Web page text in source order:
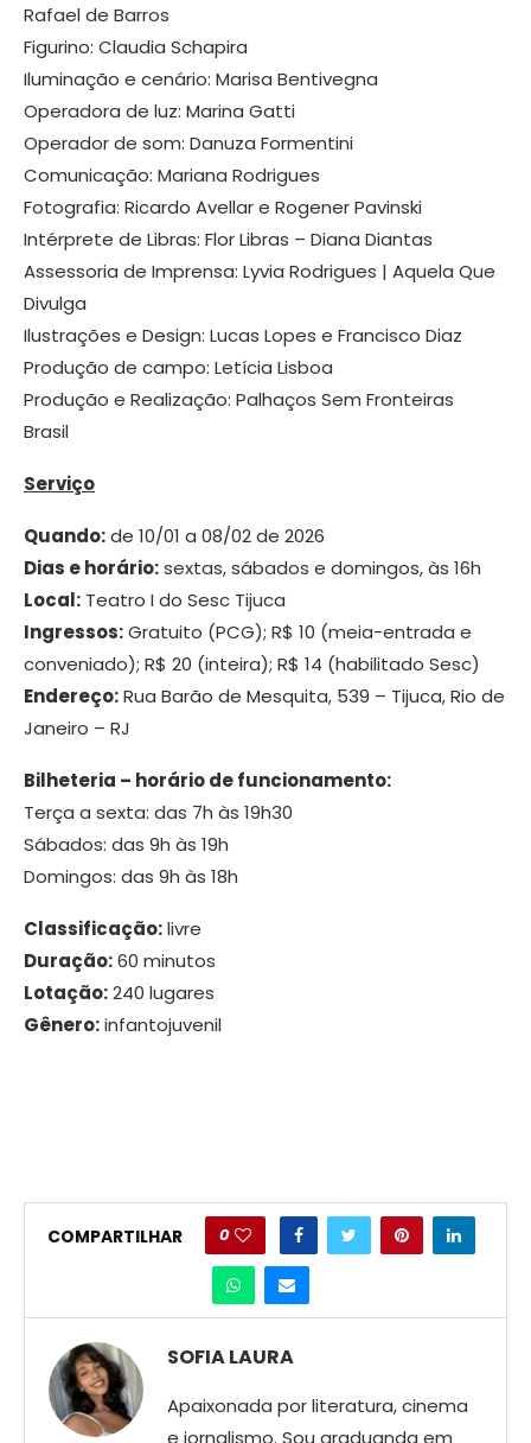
Rafael de Barros
Figurino: Claudia Schapira
Iluminação e cenário: Marisa Bentivegna
Operadora de luz: Marina Gatti
Operador de som: Danuza Formentini
Comunicação: Mariana Rodrigues
Fotografia: Ricardo Avellar e Rogener Pavinski
Intérprete de Libras: Flor Libras – Diana Diantas
Assessoria de Imprensa: Lyvia Rodrigues | Aquela Que
Divulga
Ilustrações e Design: Lucas Lopes e Francisco Diaz
Produção de campo: Letícia Lisboa
Produção e Realização: Palhaços Sem Fronteiras
Brasil
Serviço
Quando:de 10/01 a 08/02 de 2026
Dias e horário:sextas, sábados e domingos, às 16h
Local: Teatro I do Sesc Tijuca
Ingressos:Gratuito (PCG); R$ 10 (meia-entrada e
conveniado); R$ 20 (inteira); R$ 14 (habilitado Sesc)
Endereço:Rua Barão de Mesquita, 539 – Tijuca, Rio de
Janeiro – RJ
Bilheteria – horário de funcionamento:
Terça a sexta: das 7h às 19h30
Sábados: das 9h às 19h
Domingos: das 9h às 18h
Classificação:livre
Duração:60 minutos
Lotação:240 lugares
Gênero:infantojuvenil
COMPARTILHAR 0
SOFIA LAURA
Apaixonada por literatura, cinema
e jornalismo. Sou graduanda em